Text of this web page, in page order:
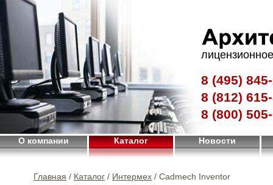
8 (495)
8 (812)
8 (800)
О компании Каталог Новости
Главная / Каталог / Интермех / Cadmech Inventor